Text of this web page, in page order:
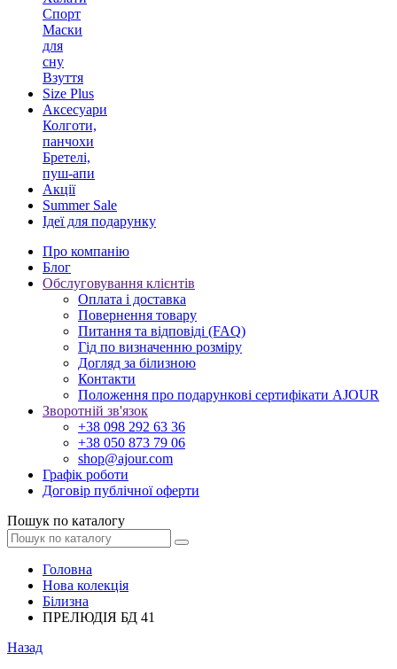
Спорт
Маски
для
сну
Взуття
Size Plus
Аксесуари
Колготи,
панчохи
Бретелі,
пуш-апи
Акції
Summer Sale
Ідеї для подарунку
Про компанію
Блог
Обслуговування клієнтів
Оплата і доставка
Повернення товару
Питання та відповіді (FAQ)
Гід по визначенню розміру
Догляд за білизною
Контакти
Положення про подарункові сертифікати AJOUR
Зворотній зв'язок
+38 098 292 63 36
+38 050 873 79 06
shop@ajour.com
Графік роботи
Договір публічної оферти
Пошук по каталогу
Головна
Нова колекція
Білизна
ПРЕЛЮДІЯ БД 41
Назад